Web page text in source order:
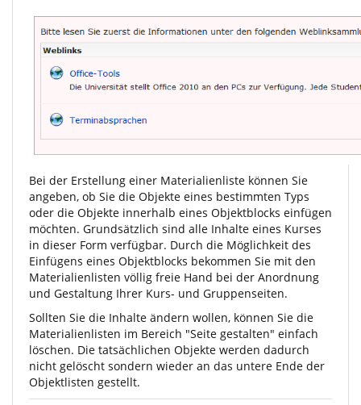
Bei der Erstellung einer Materialienliste können Sie
angeben, ob Sie die Objekte eines bestimmten Typs
oder die Objekte innerhalb eines Objektblocks einfügen
möchten. Grundsätzlich sind alle Inhalte eines Kurses
in dieser Form verfügbar. Durch die Möglichkeit des
Einfügens eines Objektblocks bekommen Sie mit den
Materialienlisten völlig freie Hand bei der Anordnung
und Gestaltung Ihrer Kurs- und Gruppenseiten.
Sollten Sie die Inhalte ändern wollen, können Sie die
Materialienlisten im Bereich "Seite gestalten" einfach
löschen. Die tatsächlichen Objekte werden dadurch
nicht gelöscht sondern wieder an das untere Ende der
Objektlisten gestellt.